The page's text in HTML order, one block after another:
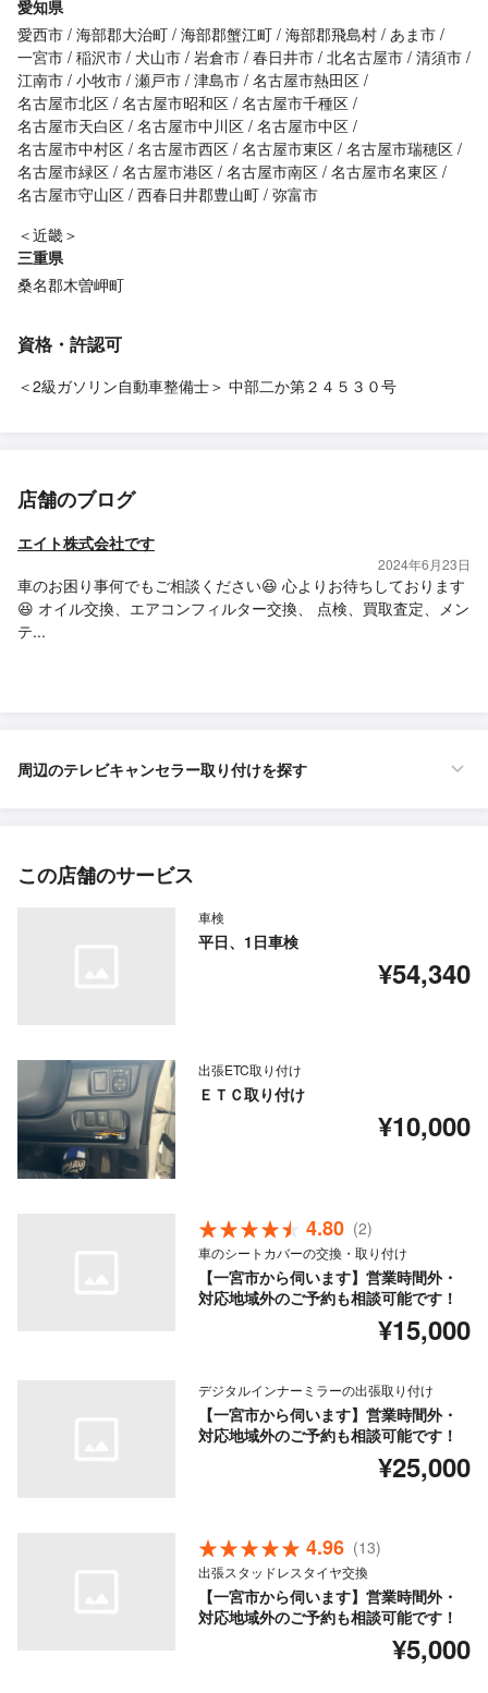
愛知県
愛西市 海部郡大治町 海部郡蟹江町 海部郡飛島村 あま市
一宮市 稲沢市 犬山市 岩倉市 春日井市 北名古屋市 清須市
江南市 小牧市 瀬戸市 津島市 名古屋市熱田区
名古屋市北区 名古屋市昭和区 名古屋市千種区
名古屋市天白区 名古屋市中川区 名古屋市中区
名古屋市中村区 名古屋市西区 名古屋市東区 名古屋市瑞穂区
名古屋市緑区 名古屋市港区 名古屋市南区 名古屋市名東区
名古屋市守山区 西春日井郡豊山町 弥富市
＜近畿＞
三重県
桑名郡木曽岬町
資格・許認可
＜2級ガソリン自動車整備士＞ 中部二か第２４５３０号
店舗のブログ
エイト株式会社です
2024年6月23日
車のお困り事何でもご相談ください😆 心よりお待ちしております
😆 オイル交換、エアコンフィルター交換、 点検、買取査定、メン
テ...
周辺のテレビキャンセラー取り付けを探す
この店舗のサービス
車検
平日、1日車検
¥54,340
出張ETC取り付け
ＥＴＣ取り付け
¥10,000
4.80 (2)
車のシートカバーの交換・取り付け
【一宮市から伺います】営業時間外・
対応地域外のご予約も相談可能です！
¥15,000
デジタルインナーミラーの出張取り付け
【一宮市から伺います】営業時間外・
対応地域外のご予約も相談可能です！
¥25,000
4.96 (13)
出張スタッドレスタイヤ交換
【一宮市から伺います】営業時間外・
対応地域外のご予約も相談可能です！
¥5,000